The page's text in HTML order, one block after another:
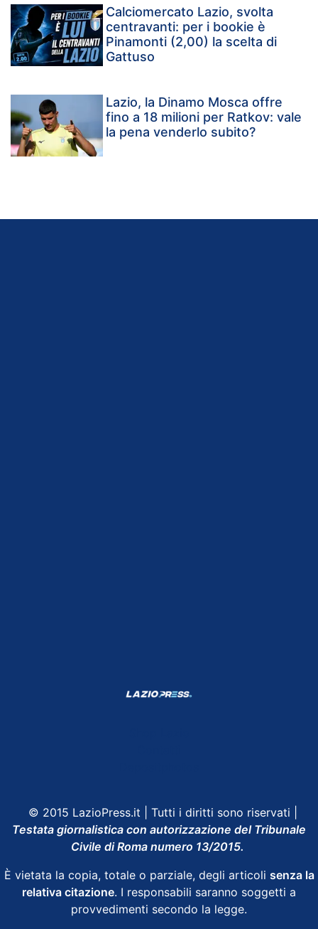
Calciomercato Lazio, svolta
centravanti: per i bookie è
Pinamonti (2,00) la scelta di
Gattuso
Lazio, la Dinamo Mosca offre
fino a 18 milioni per Ratkov: vale
la pena venderlo subito?
© 2015 LazioPress.it | Tutti i diritti sono riservati |
Testata giornalistica con autorizzazione del Tribunale
Civile di Roma numero 13/2015.
È vietata la copia, totale o parziale, degli articoli senza la
relativa citazione. I responsabili saranno soggetti a
provvedimenti secondo la legge.